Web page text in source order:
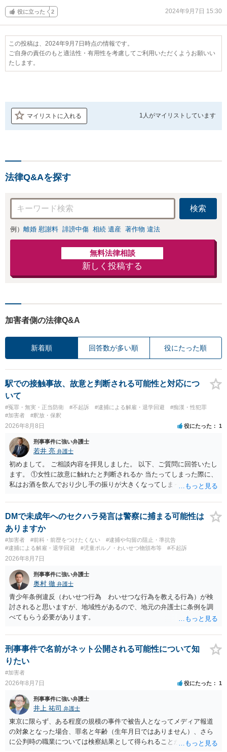
役に立った 2 2024年9月7日 15:30
この投稿は、2024年9月7日時点の情報です。
ご自身の責任のもと適法性・有用性を考慮してご利用いただくようお願いい
たします。
マイリストに入れる 1人がマイリストしています
法律Q&Aを探す
検索
例） 離婚 慰謝料 誹謗中傷 相続 遺産 著作物 違法
無料法律相談
新しく投稿する
加害者側の法律Q&A
新着順 回答数が多い順 役にたった順
駅での接触事故、故意と判断される可能性と対応につ
いて
#冤罪・無実・正当防衛 #不起訴 #逮捕による解雇・退学回避
#痴漢・性犯罪
#加害者
#釈放・保釈
2026年8月8日 役にたった 1
刑事事件に強い弁護士
若井 亮 弁護士
初めまして。 ご相談内容を拝見しました。 以下、ご質問に回答いたし
ます。 ①女性に故意に触れたと判断されるか 当たってしまった際に、
私はお酒を飲んでおり少し手の振りが大きくなってしまっていたこと
いた場合、故意だと判定されやすいのでしょうか？ お伺いする限り、
故意があると判断されることは無いかと思います。 ②逮捕、呼び出し
の可能性 この行為により、痴漢やその他の犯罪を犯したとして、逮
捕、呼び出しされる可能性はどれほどでしょうか？ 誤って当たってし
まっただけであり、さらにその場で女性等のアクションが無かったこ
とからすると、この後に呼び出される可能性は極めて低いと思いま
能性があると考えれば良いのでしょうか？ 逮捕や呼び出しの可能性は
極めて低いと思います。 連絡が来ることはないでしょう。
DMで未成年へのセクハラ発言は警察に捕まる可能性は
ありますか
#加害者 #前科・前歴をつけたくない
#逮捕や勾留の阻止・準抗告
#逮捕による解雇・退学回避
#児童ポルノ・わいせつ物頒布等 #不起訴
2026年8月7日
刑事事件に強い弁護士
奥村 徹 弁護士
青少年条例違反（わいせつ行為 わいせつな行為を教える行為）が検
討されると思いますが、地域性があるので、地元の弁護士に条例を調
べてもらう必要があります。
刑事事件で名前がネット公開される可能性について知
りたい
#加害者
2026年8月7日 役にたった 1
刑事事件に強い弁護士
井上 祐司 弁護士
東京に限らず、ある程度の規模の事件で被告人となってメディア報道
の対象となった場合、罪名と年齢（生年月日ではありません）、さら
に公判時の職業については検察結果として得られることが通常です。